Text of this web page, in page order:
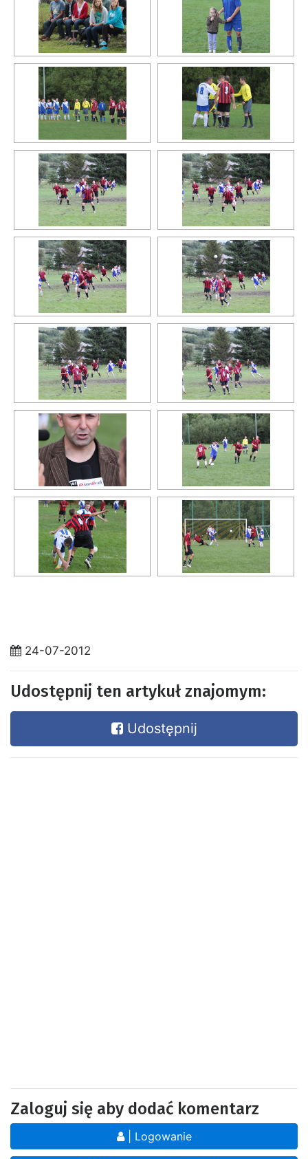
24-07-2012
Udostępnij ten artykuł znajomym:
Udostępnij
Zaloguj się aby dodać komentarz
| Logowanie